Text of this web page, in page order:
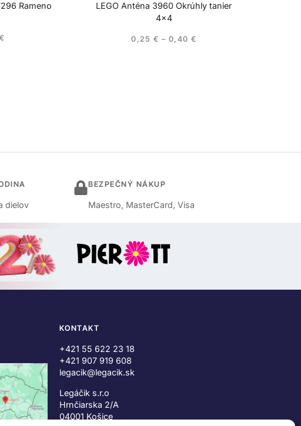
Rameno
€
LEGO Anténa 3960 Okrúhly tanier
4×4
0,25 € – 0,40 €
dielov
BEZPEČNÝ NÁKUP
Maestro, MasterCard, Visa
KONTAKT
+421 55 622 23 18
+421 907 919 608
legacik@legacik.sk
Legáčik s.r.o
Hrnčiarska 2/A
04001 Košice